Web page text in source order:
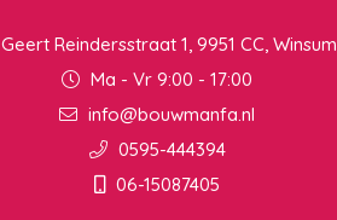
Geert Reindersstraat 1, 9951 CC, Winsum
Ma - Vr 9:00 - 17:00
info@bouwmanfa.nl
0595-444394
06-15087405